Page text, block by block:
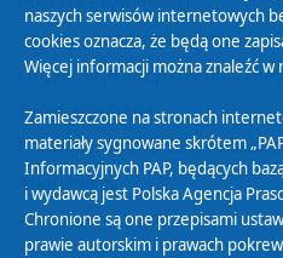
Zasady korzystania z Serwisu
Organizacje Pożytku
Cyfryzacja DAB+
Polityka ochrony danych
Abonament
Zamówienia publiczne
naszych serwisów internetowych
cookies oznacza, że będą one
Więcej informacji można znaleźć w
Zamieszczone na stronach
materiały sygnowane skrótem
Informacyjnych PAP, będących
i wydawcą jest Polska Agencja
Chronione są one przepisami
prawie autorskim i prawach